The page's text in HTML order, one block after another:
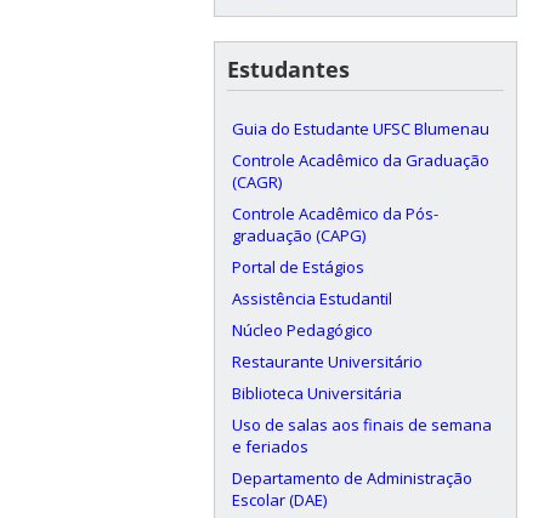
Estudantes
Guia do Estudante UFSC Blumenau
Controle Acadêmico da Graduação
(CAGR)
Controle Acadêmico da Pós-
graduação (CAPG)
Portal de Estágios
Assistência Estudantil
Núcleo Pedagógico
Restaurante Universitário
Biblioteca Universitária
Uso de salas aos finais de semana
e feriados
Departamento de Administração
Escolar (DAE)